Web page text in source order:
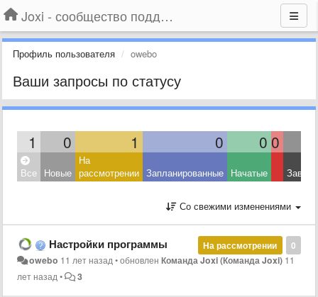
Joxi - сообщество поддержки
Профиль пользователя owebo
Ваши запросы по статусу
1 0 1 0 0 0
Все Новые
На
рассмотрении Запланированные Начатые
Со свежими изменениями
0
На рассмотрении
Настройки программы
owebo 11 лет назад•обновленКоманда Joxi (Команда Joxi) 11
лет назад• 3